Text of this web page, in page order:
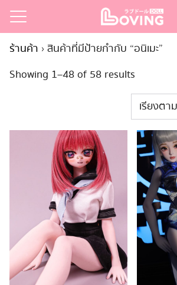
Skip
content
ก
ามแบรนด์
for:
ร้านค้า › สินค้าที่มีป้ายกำกับ “อนิเมะ”
Showing 1–48 of 58 results
by
latest